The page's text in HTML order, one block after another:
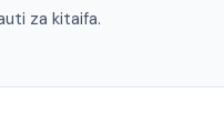
za kitaifa.